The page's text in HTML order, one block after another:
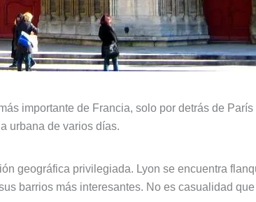
importante de Francia, solo por detrás de
urbana de varios días.
geográfica privilegiada. Lyon se encuentra
barrios más interesantes. No es casualidad